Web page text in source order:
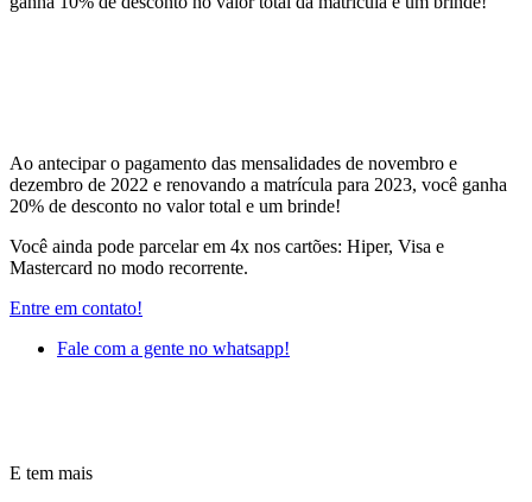
Ao antecipar o pagamento das mensalidades de novembro e
dezembro de 2022 e renovando a matrícula para 2023, você ganha
20% de desconto no valor total e um brinde!
Você ainda pode parcelar em 4x nos cartões: Hiper, Visa e
Mastercard no modo recorrente.
Entre em contato!
Fale com a gente no whatsapp!
E tem mais